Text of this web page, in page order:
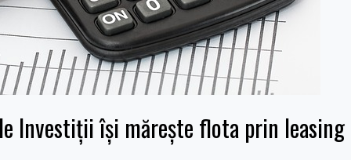
Investiţii îşi măreşte flota prin